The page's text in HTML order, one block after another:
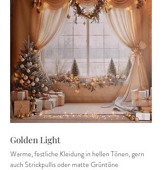
Golden Light
Warme, festliche Kleidung in hellen Tönen, gern
auch Strickpullis oder matte Grüntöne